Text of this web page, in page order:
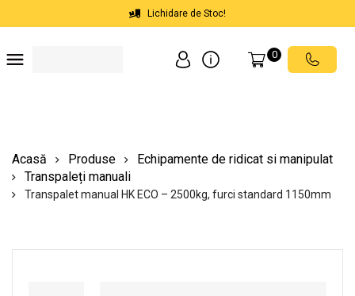
Lichidare de Stoc!
0
Acasă Produse
Echipamente de ridicat si manipulat
Transpaleți manuali
Transpalet manual HK ECO – 2500kg, furci standard 1150mm